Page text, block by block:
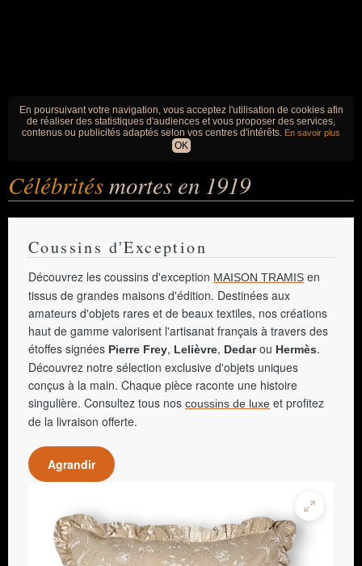
En poursuivant votre navigation, vous acceptez l'utilisation de cookies afin
de réaliser des statistiques d'audiences et vous proposer des services,
contenus ou publicités adaptés selon vos centres d'intérêts. En savoir plus
OK
Célébritésmortes en 1919
Coussins d'Exception
Découvrez les coussins d'exception MAISON TRAMIS en
tissus de grandes maisons d'édition. Destinées aux
amateurs d'objets rares et de beaux textiles, nos créations
haut de gamme valorisent l'artisanat français à travers des
étoffes signées Pierre Frey, Lelièvre, Dedarou Hermès.
Découvrez notre sélection exclusive d'objets uniques
conçus à la main. Chaque pièce raconte une histoire
singulière. Consultez tous nos coussins de luxe et profitez
de la livraison offerte.
Agrandir